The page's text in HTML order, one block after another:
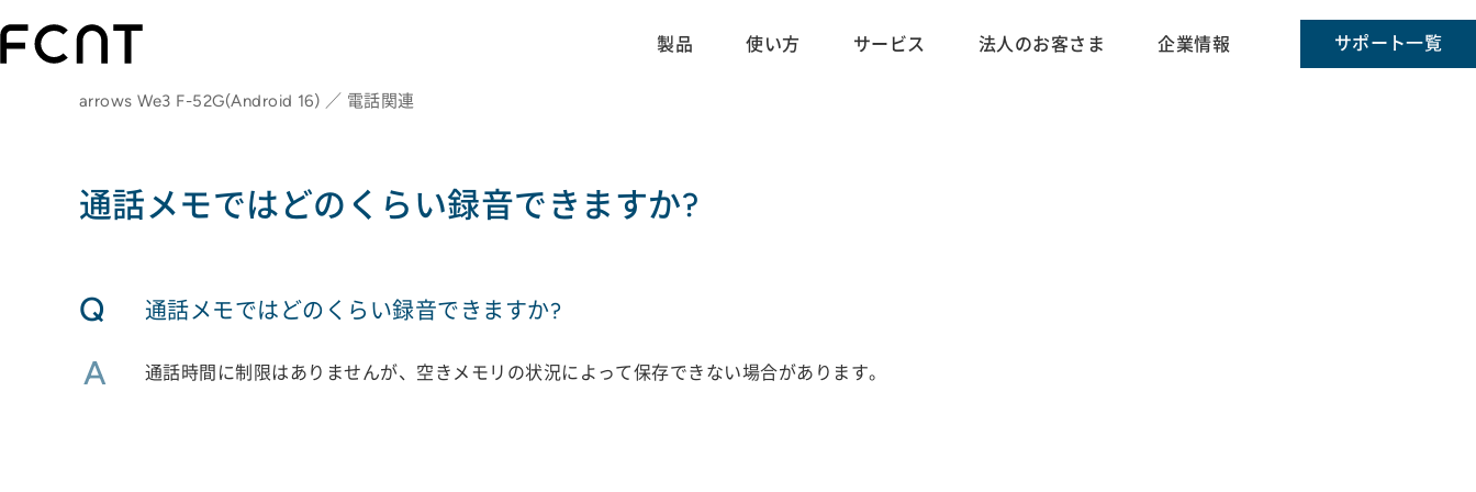
製品 使い方 サービス 法人のお客さま 企業情報 サポート一覧
arrows We3 F-52G(Android 16) ／ 電話関連
通話メモではどのくらい録音できますか?
Q 通話メモではどのくらい録音できますか?
A 通話時間に制限はありませんが、空きメモリの状況によって保存できない場合があります。